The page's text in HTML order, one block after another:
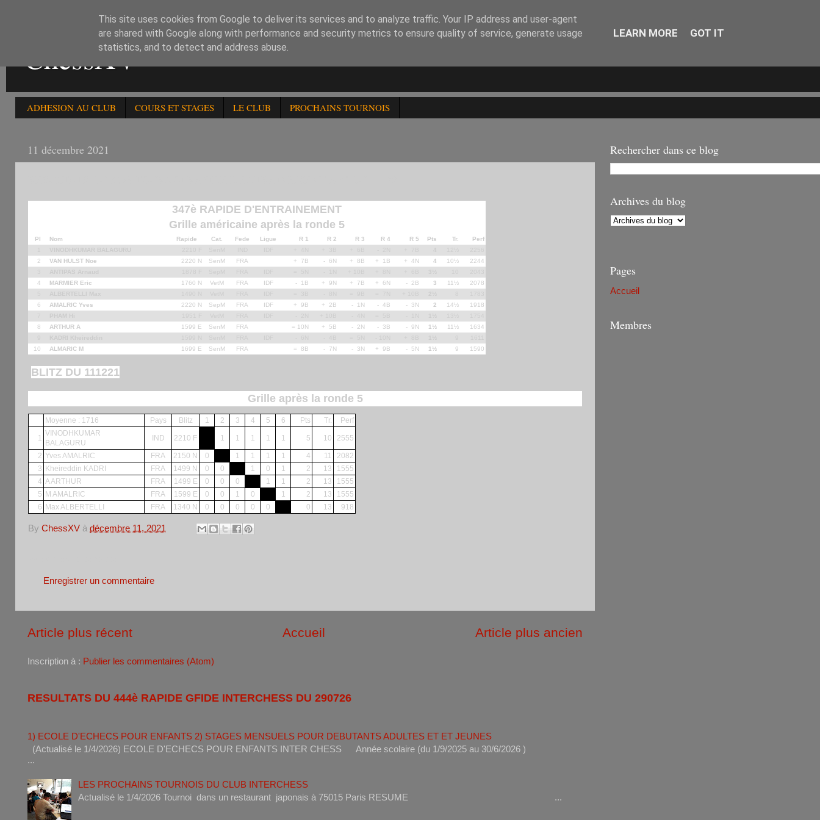
ChessXV
ADHESION AU CLUB COURS ET STAGES LE CLUB PROCHAINS TOURNOIS
11 décembre 2021
347è RAPIDE D'ENTRAINEMENT
Grille américaine après la ronde 5
Pl Nom Rapide Cat. Fede Ligue R 1 R 2 R 3 R 4 R 5 Pts Tr.
Perf
2
VAN HULST Noe 2220 N SenM FRA + 7B - 6N + 8B + 1B + 4N 4 10½
2244
4
MARMIER Eric 1760 N VetM FRA IDF - 1B + 9N + 7B + 6N - 2B 3 11½
2078
6
AMALRIC Yves 2220 N SepM FRA IDF + 9B + 2B - 1N - 4B - 3N 2 14½
1918
8
ARTHUR A 1599 E SenM FRA = 10N + 5B - 2N - 3B - 9N 1½ 11½
1634
10
ALMARIC M 1699 E SenM FRA = 8B - 7N - 3N + 9B - 5N 1½ 9 1590
BLITZ DU 111221
Grille après la ronde 5
Moyenne : 1716 Pays Blitz 1 2 3 4 5 6 Pts Tr. Perf
1
VINODHKUMAR
BALAGURU
IND 2210 F 1 1 1 1 1 5 10 2555
2 Yves AMALRIC FRA 2150 N 0 1 1 1 1 4 11
2082
3 Kheireddin KADRI FRA 1499 N 0 0 1 0 1 2 13
1555
4 A ARTHUR FRA 1499 E 0 0 0 1 1 2 13
1555
5 M AMALRIC FRA 1599 E 0 0 1 0 1 2 13
1555
6 Max ALBERTELLI FRA 1340 N 0 0 0 0 0 0 13 918
By ChessXV à décembre 11, 2021
Enregistrer un commentaire
Article plus récent Article plus ancien
Accueil
Inscription à : Publier les commentaires (Atom)
RESULTATS DU 444è RAPIDE GFIDE INTERCHESS DU 290726
1) ECOLE D'ECHECS POUR ENFANTS 2) STAGES MENSUELS POUR DEBUTANTS ADULTES ET ET JEUNES
(Actualisé le 1/4/2026) ECOLE D'ECHECS POUR ENFANTS INTER CHESS Année scolaire (du 1/9/2025 au 30/6/2026 )
...
LES PROCHAINS TOURNOIS DU CLUB INTERCHESS
Actualisé le 1/4/2026 Tournoi dans un restaurant japonais à 75015 Paris RESUME ...
Rechercher dans ce blog
Archives du blog
Pages
Accueil
Membres
This site uses cookies from Google to deliver its services and to analyze traffic. Your IP address and user-agent
are shared with Google along with performance and security metrics to ensure quality of service, generate usage
statistics, and to detect and address abuse.
LEARN MORE GOT IT